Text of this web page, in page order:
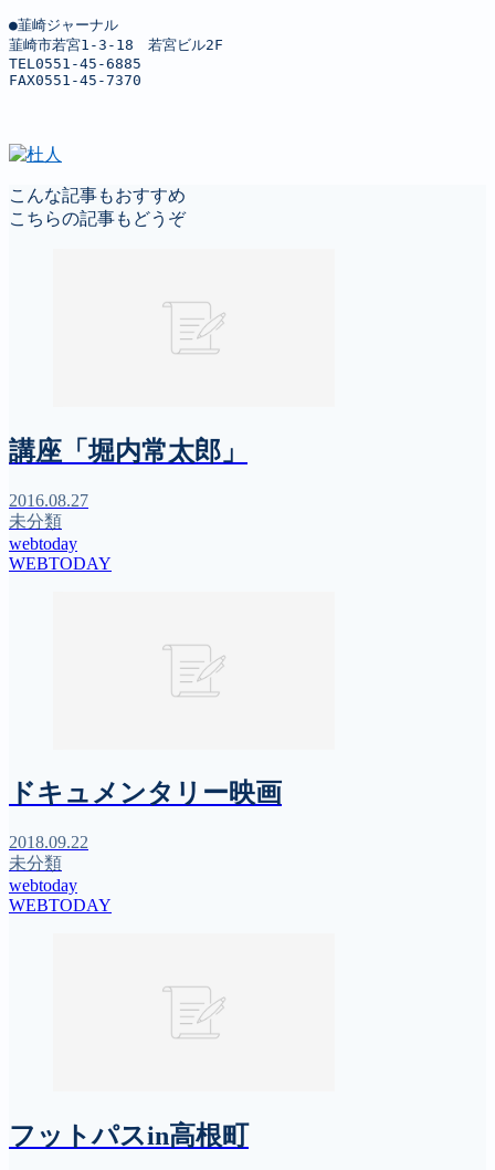
●韮崎ジャーナル
韮崎市若宮1-3-18　若宮ビル2F
TEL0551-45-6885
FAX0551-45-7370
こんな記事もおすすめ
こちらの記事もどうぞ
講座「堀内常太郎」
2016.08.27
未分類
webtoday
WEBTODAY
ドキュメンタリー映画
2018.09.22
未分類
webtoday
WEBTODAY
フットパスin高根町